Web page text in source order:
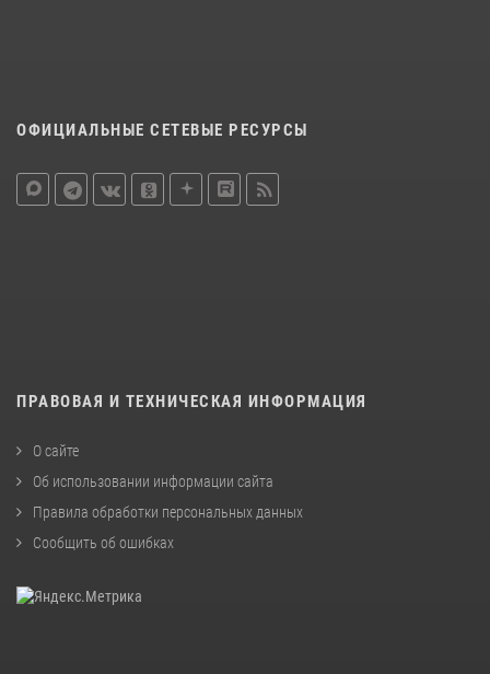
ОФИЦИАЛЬНЫЕ СЕТЕВЫЕ РЕСУРСЫ
ПРАВОВАЯ И ТЕХНИЧЕСКАЯ ИНФОРМАЦИЯ
О сайте
Об использовании информации сайта
Правила обработки персональных данных
Сообщить об ошибках